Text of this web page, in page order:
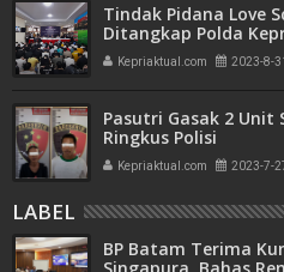
Tindak Pidana Love
Ditangkap Polda
Kepriaktual.com 2023-8-31
Pasutri Gasak 2 Unit
Ringkus Polisi
Kepriaktual.com 2023-7-
LABEL
BP Batam Terima
Singapura, Bahas